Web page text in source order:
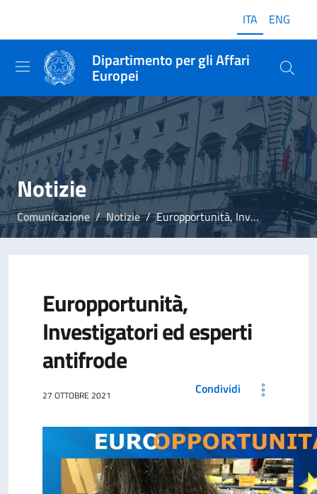
ITA ENG
Dipartimento per gli Affari
Europei
Notizie
Comunicazione Notizie Europportunità, Investigatori ed esperti antifrode
Europportunità,
Investigatori ed esperti
antifrode
27 OTTOBRE 2021 Condividi